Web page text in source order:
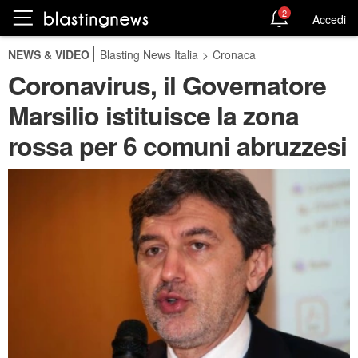
2 Accedi
NEWS & VIDEO Blasting News Italia > Cronaca
Coronavirus, il Governatore
Marsilio istituisce la zona
rossa per 6 comuni abruzzesi